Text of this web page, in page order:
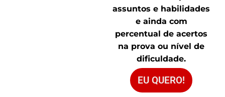
assuntos e habilidades
e ainda com
percentual de acertos
na prova ou nível de
dificuldade.
EU QUERO!